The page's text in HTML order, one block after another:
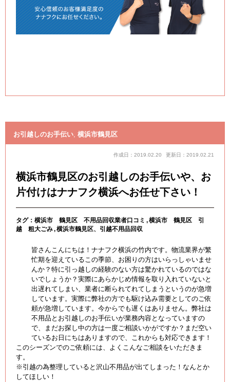
お引越しのお手伝い 横浜市鶴見区
作成日：2019.02.20 更新日：2019.02.21
横浜市鶴見区のお引越しのお手伝いや、お
片付けはナナフク横浜へお任せ下さい！
タグ： 横浜市 鶴見区 不用品回収業者口コミ
横浜市 鶴見区 引
越 粗大ごみ 横浜市鶴見区、引越不用品回収
皆さんこんにちは！ナナフク横浜の竹内です。物流業界が繁
忙期を迎えているこの季節、お困りの方はいらっしゃいませ
んか？特に引っ越しの経験のない方は驚かれているのではな
いでしょうか？実際にあらかじめ情報を取り入れていないと
出遅れてしまい、業者に断られてれてしまうというのが急増
しています。実際に弊社の方でも駆け込み需要としてのご依
頼が急増しています。今からでも遅くはありません。弊社は
不用品とお引越しのお手伝いが業務内容となっていますの
で、まだお探し中の方は一度ご相談いかがですか？まだ空い
ているお日にちはありますので、これからも対応できます！
このシーズンでのご依頼には、よくこんなご相談をいただきま
す。
※引越の為整理していると沢山不用品が出てしまった！なんとか
してほしい！